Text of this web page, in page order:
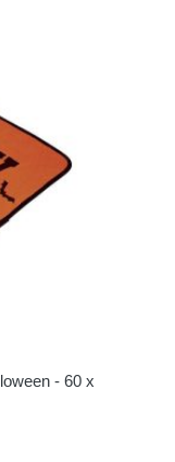
- 60 x